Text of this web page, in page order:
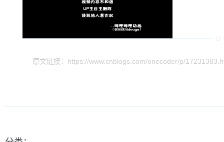
原文链接：https://www.cnblogs.com/onecoder/p/